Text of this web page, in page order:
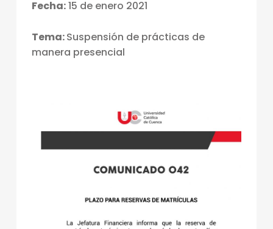
Fecha:15 de enero 2021
Tema:Suspensión de prácticas de
manera presencial